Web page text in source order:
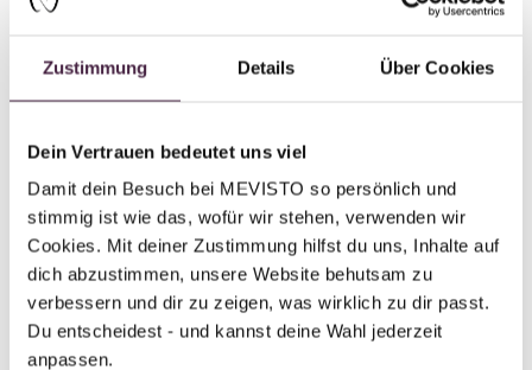
Zustimmung Details Über Cookies
Dein Vertrauen bedeutet uns viel
Damit dein Besuch bei MEVISTO so persönlich und
stimmig ist wie das, wofür wir stehen, verwenden wir
Cookies. Mit deiner Zustimmung hilfst du uns, Inhalte auf
dich abzustimmen, unsere Website behutsam zu
verbessern und dir zu zeigen, was wirklich zu dir passt.
Du entscheidest - und kannst deine Wahl jederzeit
anpassen.
Nadja Rehm Bestattungen
73312 Geislingen
Deutschland
E-Mail senden